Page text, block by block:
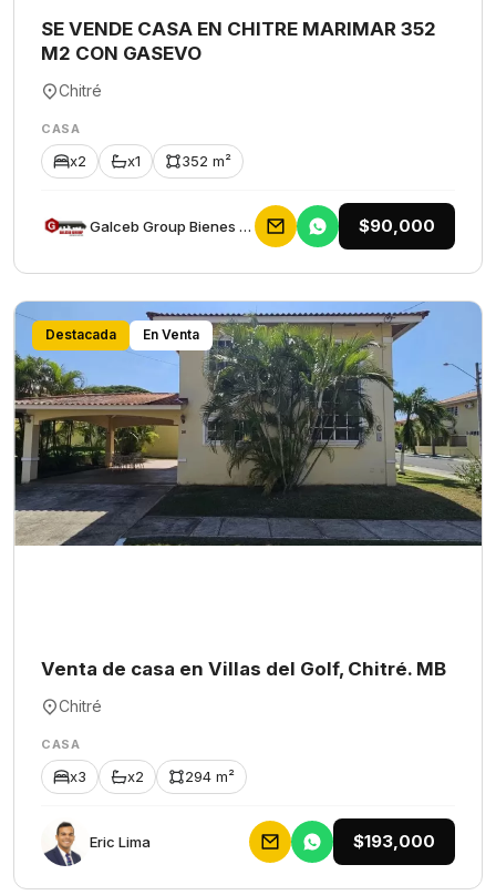
SE VENDE CASA EN CHITRE MARIMAR 352
M2 CON GASEVO
Chitré
CASA
x2 x1 352 m²
Galceb Group Bienes Raices $90,000
Destacada En Venta
Venta de casa en Villas del Golf, Chitré. MB
Chitré
CASA
x3 x2 294 m²
Eric Lima $193,000